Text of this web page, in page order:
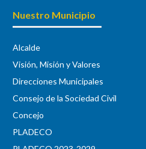
Nuestro Municipio
Alcalde
Visión, Misión y Valores
Direcciones Municipales
Consejo de la Sociedad Civil
Concejo
PLADECO